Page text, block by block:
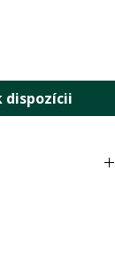
dispozícii